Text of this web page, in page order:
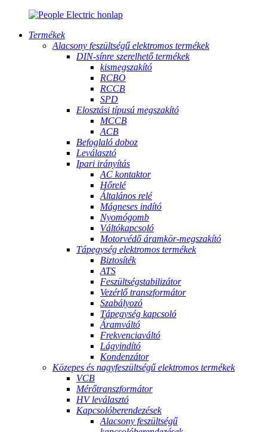
Termékek
Alacsony feszültségű elektromos termékek
DIN-sínre szerelhető termékek
kismegszakító
RCBO
RCCB
SPD
Elosztási típusú megszakító
MCCB
ACB
Befoglaló doboz
Leválasztó
Ipari irányítás
AC kontaktor
Hőrelé
Általános relé
Mágneses indító
Nyomógomb
Váltókapcsoló
Motorvédő áramkör-megszakító
Tápegység elektromos termékek
Biztosíték
ATS
Feszültségstabilizátor
Vezérlő transzformátor
Szabályozó
Tápegység kapcsoló
Áramváltó
Frekvenciaváltó
Lágyindító
Kondenzátor
Közepes és nagyfeszültségű elektromos termékek
VCB
Mérőtranszformátor
HV leválasztó
Kapcsolóberendezések
Alacsony feszültségű